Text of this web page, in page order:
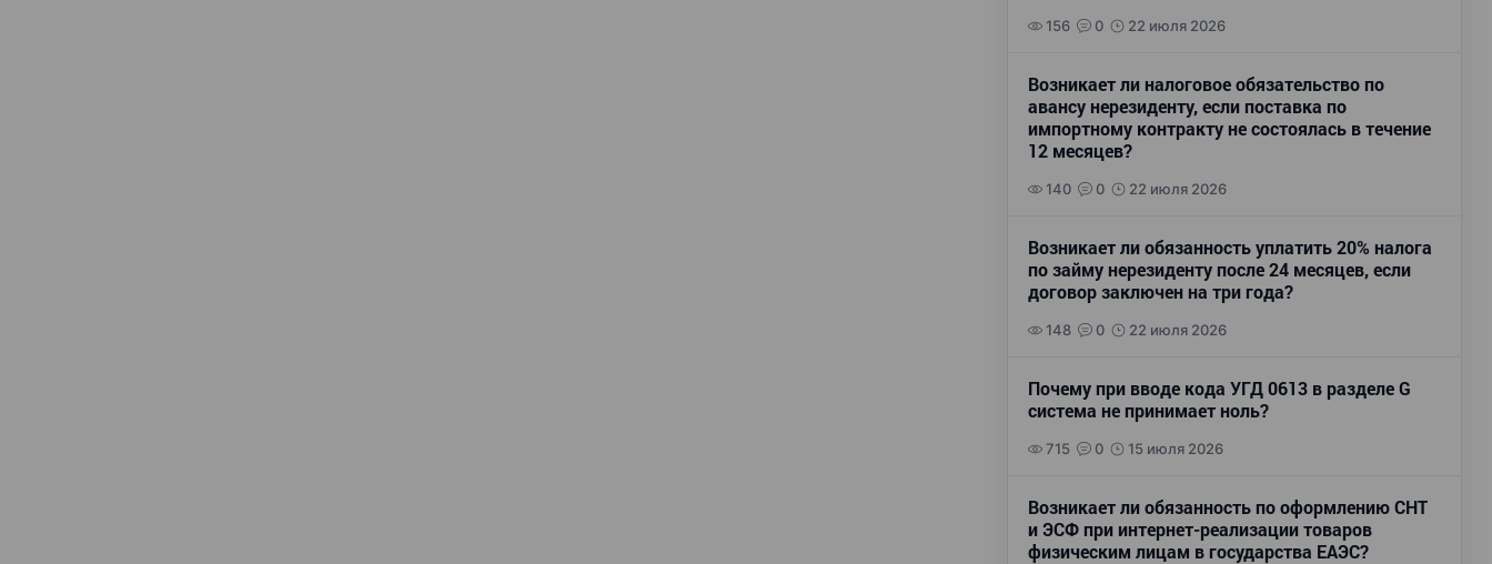
156 0 22 июля 2026
Возникает ли налоговое обязательство по
авансу нерезиденту, если поставка по
импортному контракту не состоялась в течение
12 месяцев?
140 0 22 июля 2026
Возникает ли обязанность уплатить 20% налога
по займу нерезиденту после 24 месяцев, если
договор заключен на три года?
148 0 22 июля 2026
Почему при вводе кода УГД 0613 в разделе G
система не принимает ноль?
715 0 15 июля 2026
Возникает ли обязанность по оформлению СНТ
и ЭСФ при интернет-реализации товаров
физическим лицам в государства ЕАЭС?